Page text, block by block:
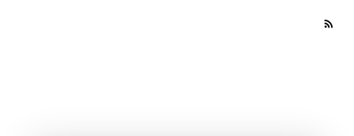
rss_feed